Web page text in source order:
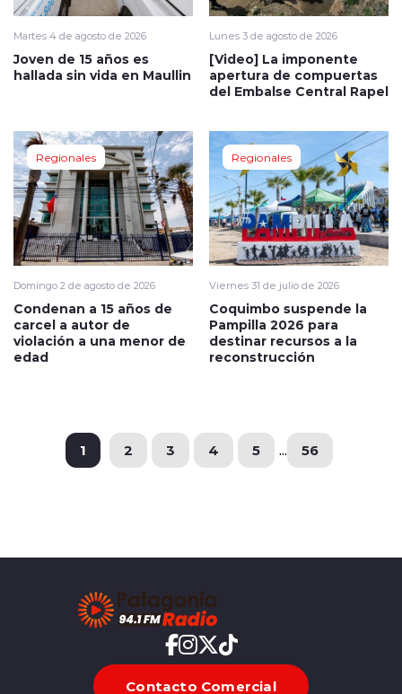
Martes 4 de agosto de 2026
Joven de 15 años es
hallada sin vida en Maullin
Lunes 3 de agosto de 2026
[Video] La imponente
apertura de compuertas
del Embalse Central Rapel
Regionales
Domingo 2 de agosto de 2026
Condenan a 15 años de
carcel a autor de
violación a una menor de
edad
Regionales
Viernes 31 de julio de 2026
Coquimbo suspende la
Pampilla 2026 para
destinar recursos a la
reconstrucción
1 2 3 4 5 ... 56
Contacto Comercial